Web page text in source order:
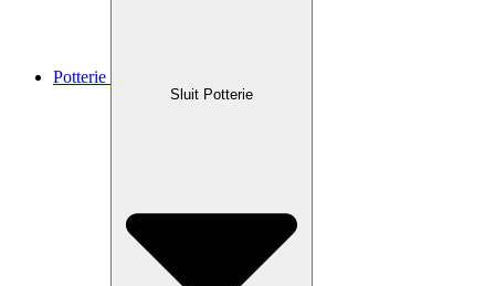
Potterie
Sluit Potterie